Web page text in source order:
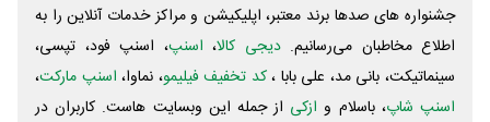
جشنواره های صدها برند معتبر، اپلیکیشن و مراکز خدمات آنلاین را به
اطلاع مخاطبان می‌رسانیم. دیجی کالا، اسنپ، اسنپ فود، تپسی،
سینماتیکت، بانی مد، علی‌ بابا ،کد تخفیف فیلیمو، نماوا، اسنپ مارکت،
اسنپ شاپ، باسلام و ازکی از جمله این وبسایت ‌هاست. کاربران در